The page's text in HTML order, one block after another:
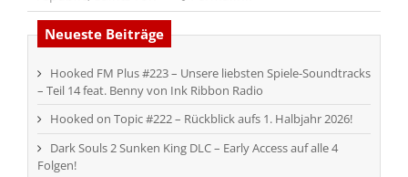
Neueste Beiträge
Hooked FM Plus #223 – Unsere liebsten Spiele-Soundtracks
– Teil 14 feat. Benny von Ink Ribbon Radio
Hooked on Topic #222 – Rückblick aufs 1. Halbjahr 2026!
Dark Souls 2 Sunken King DLC – Early Access auf alle 4
Folgen!